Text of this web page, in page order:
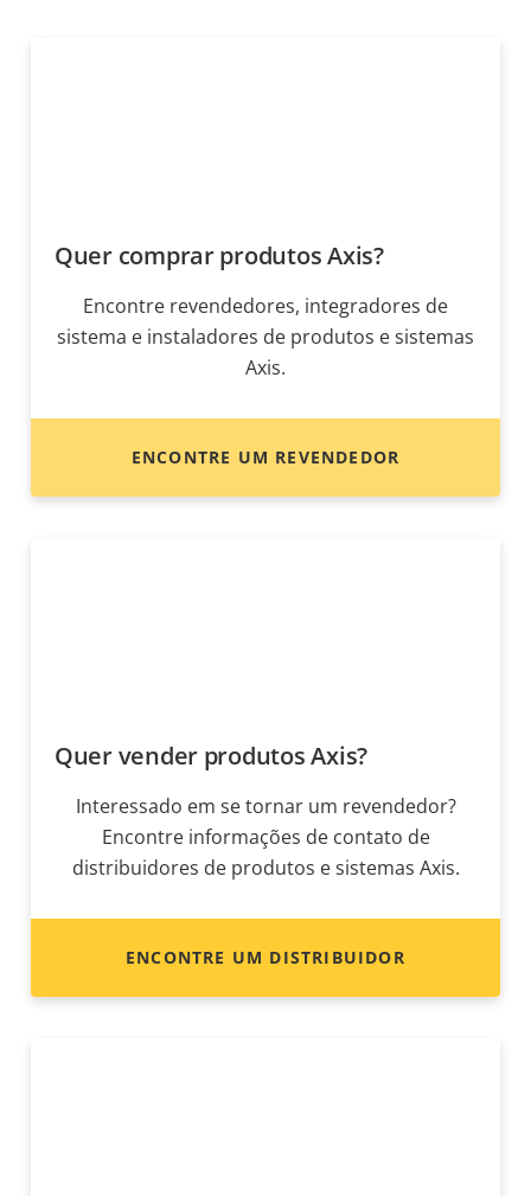
Quer comprar produtos Axis?
Encontre revendedores, integradores de
sistema e instaladores de produtos e sistemas
Axis.
ENCONTRE UM REVENDEDOR
Quer vender produtos Axis?
Interessado em se tornar um revendedor?
Encontre informações de contato de
distribuidores de produtos e sistemas Axis.
ENCONTRE UM DISTRIBUIDOR